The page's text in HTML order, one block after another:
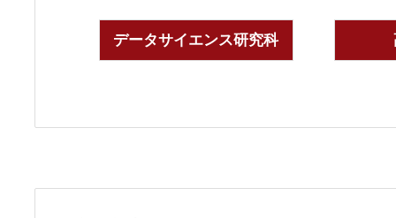
データサイエンス研究科